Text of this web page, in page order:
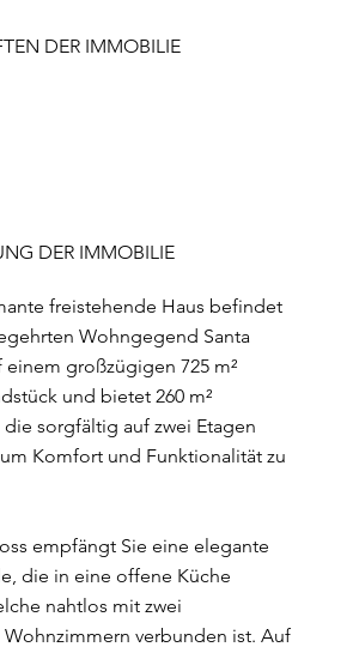
DER IMMOBILIE
DER IMMOBILIE
freistehende Haus befindet
Wohngegend Santa
einem großzügigen 725 m²
und bietet 260 m²
sorgfältig auf zwei Etagen
Komfort und Funktionalität zu
empfängt Sie eine elegante
die in eine offene Küche
nahtlos mit zwei
verbunden ist. Auf